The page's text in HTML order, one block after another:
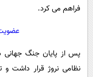
فراهم می‌ کرد.
پس از پایان جنگ جهانی
نظامی نروژ قرار داشت